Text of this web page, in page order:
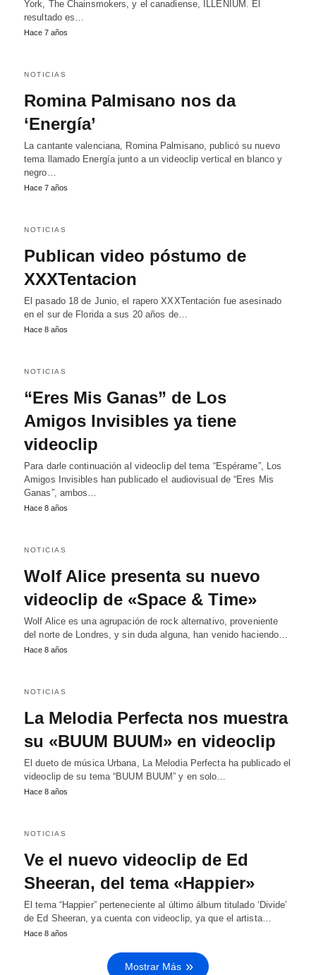
York, The Chainsmokers, y el canadiense, ILLENIUM. El
resultado es…
Hace 7 años
NOTICIAS
Romina Palmisano nos da
‘Energía’
La cantante valenciana, Romina Palmisano, publicó su nuevo
tema llamado Energía junto a un videoclip vertical en blanco y
negro…
Hace 7 años
NOTICIAS
Publican video póstumo de
XXXTentacion
El pasado 18 de Junio, el rapero XXXTentación fue asesinado
en el sur de Florida a sus 20 años de…
Hace 8 años
NOTICIAS
“Eres Mis Ganas” de Los
Amigos Invisibles ya tiene
videoclip
Para darle continuación al videoclip del tema “Espérame”, Los
Amigos Invisibles han publicado el audiovisual de “Eres Mis
Ganas”, ambos…
Hace 8 años
NOTICIAS
Wolf Alice presenta su nuevo
videoclip de «Space & Time»
Wolf Alice es una agrupación de rock alternativo, proveniente
del norte de Londres, y sin duda alguna, han venido haciendo…
Hace 8 años
NOTICIAS
La Melodia Perfecta nos muestra
su «BUUM BUUM» en videoclip
El dueto de música Urbana, La Melodia Perfecta ha publicado el
videoclip de su tema “BUUM BUUM” y en solo…
Hace 8 años
NOTICIAS
Ve el nuevo videoclip de Ed
Sheeran, del tema «Happier»
El tema “Happier” perteneciente al último álbum titulado ‘Divide’
de Ed Sheeran, ya cuenta con videoclip, ya que el artista…
Hace 8 años
Mostrar Más